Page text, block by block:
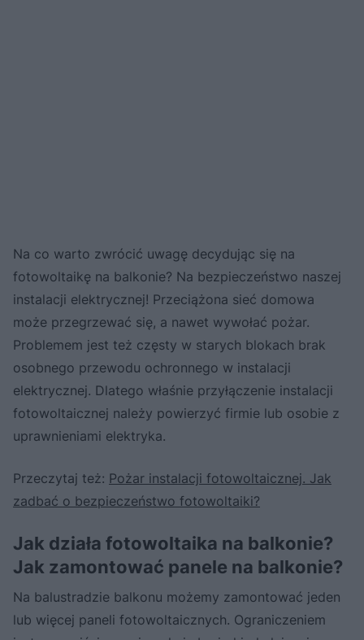
Na co warto zwrócić uwagę decydując się na
fotowoltaikę na balkonie? Na bezpieczeństwo naszej
instalacji elektrycznej! Przeciążona sieć domowa
może przegrzewać się, a nawet wywołać pożar.
Problemem jest też częsty w starych blokach brak
osobnego przewodu ochronnego w instalacji
elektrycznej. Dlatego właśnie przyłączenie instalacji
fotowoltaicznej należy powierzyć firmie lub osobie z
uprawnieniami elektryka.
Przeczytaj też: Pożar instalacji fotowoltaicznej. Jak
zadbać o bezpieczeństwo fotowoltaiki?
Jak działa fotowoltaika na balkonie?
Jak zamontować panele na balkonie?
Na balustradzie balkonu możemy zamontować jeden
lub więcej paneli fotowoltaicznych. Ograniczeniem